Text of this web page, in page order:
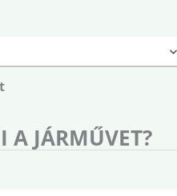
A JÁRMŰVET?